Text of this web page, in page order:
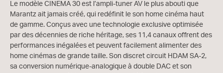
Le modèle CINEMA 30 est l’ampli-tuner AV le plus abouti que
Marantz ait jamais créé, qui redéfinit le son home cinéma haut
de gamme. Conçus avec une technologie exclusive optimisée
par des décennies de riche héritage, ses 11,4 canaux offrent des
performances inégalées et peuvent facilement alimenter des
home cinémas de grande taille. Son discret circuit HDAM SA-2,
sa conversion numérique-analogique à double DAC et son